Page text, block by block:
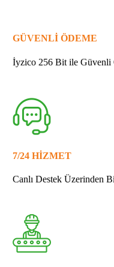
GÜVENLİ ÖDEME
İyzico 256 Bit ile Güvenli
7/24 HİZMET
Canlı Destek Üzerinden